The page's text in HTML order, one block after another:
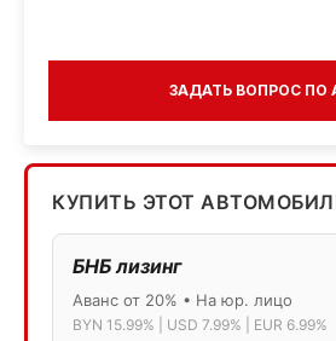
ЗАДАТЬ ВОПРОС ПО
КУПИТЬ ЭТОТ
БНБ лизинг
Аванс от 20% • На юр. лицо
BYN 15.99% | USD 7.99% | EUR 6.99%